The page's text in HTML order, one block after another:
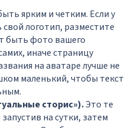
ярким и четким. Если у
свой логотип, разместите
быть фото вашего
иначе страницу
на аватаре лучше не
маленький, чтобы текст
сторис»).Это те
на сутки, затем